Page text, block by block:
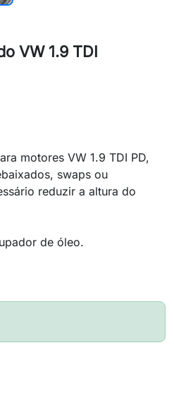
VW 1.9 TDI
motores VW 1.9 TDI PD,
swaps ou
reduzir a altura do
de óleo.